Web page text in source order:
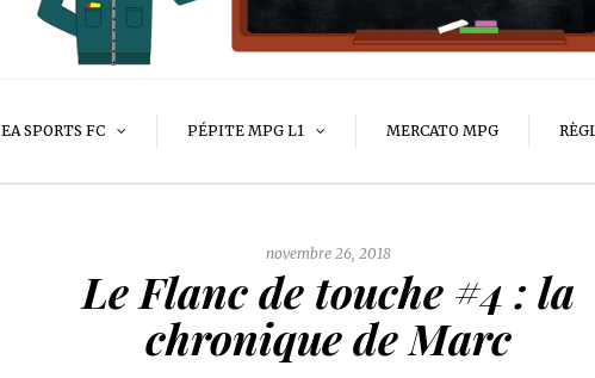
EA SPORTS FC PÉPITE MPG L1 MERCATO MPG
novembre 26, 2018
Le Flanc de touche #4 : la
chronique de Marc